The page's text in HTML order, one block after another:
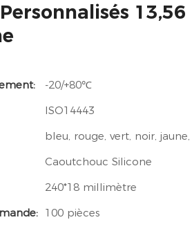
-20/+80℃
ISO14443
bleu, rouge, vert, noir,
Caoutchouc Silicone
240*18 millimètre
100 pièces